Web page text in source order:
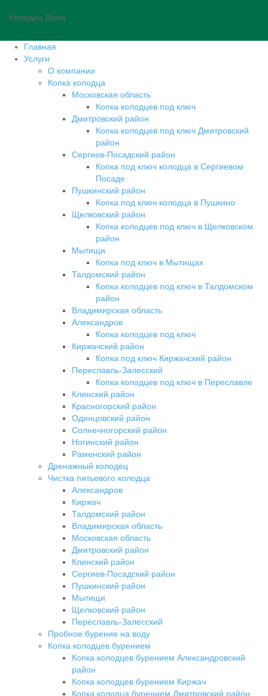
Колодец Дома
Главная
Услуги
О компании
Копка колодца
Московская область
Копка колодцев под ключ
Дмитровский район
Копка колодцев под ключ Дмитровский
район
Сергиев-Посадский район
Копка под ключ колодца в Сергиевом
Посаде
Пушкинский район
Копка под ключ колодца в Пушкино
Щелковский район
Копка колодцев под ключ в Щелковском
район
Мытищи
Копка под ключ в Мытищах
Талдомский район
Копка колодцев под ключ в Талдомском
район
Владимирская область
Александров
Копка колодцев под ключ
Киржачский район
Копка под ключ Киржачский район
Переславль-Залесский
Копка колодцев под ключ в Переславле
Клинский район
Красногорский район
Одинцовский район
Солнечногорский район
Ногинский район
Раменский район
Дренажный колодец
Чистка питьевого колодца
Александров
Киржач
Талдомский район
Владимирская область
Московская область
Дмитровский район
Клинский район
Сергиев-Посадский район
Пушкинский район
Мытищи
Щелковский район
Переславль-Залесский
Пробное бурение на воду
Копка колодцев бурением
Копка колодцев бурением Александровский
район
Копка колодцев бурением Киржач
Копка колодца бурением Дмитровский район